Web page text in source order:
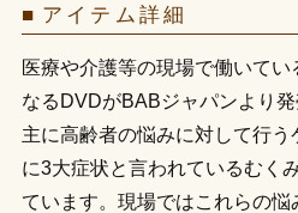
アイテム詳細
医療や介護等の現場で働いて
なるDVDがBABジャパンより発
主に高齢者の悩みに対して行
に3大症状と言われているむく
ています。現場ではこれらの